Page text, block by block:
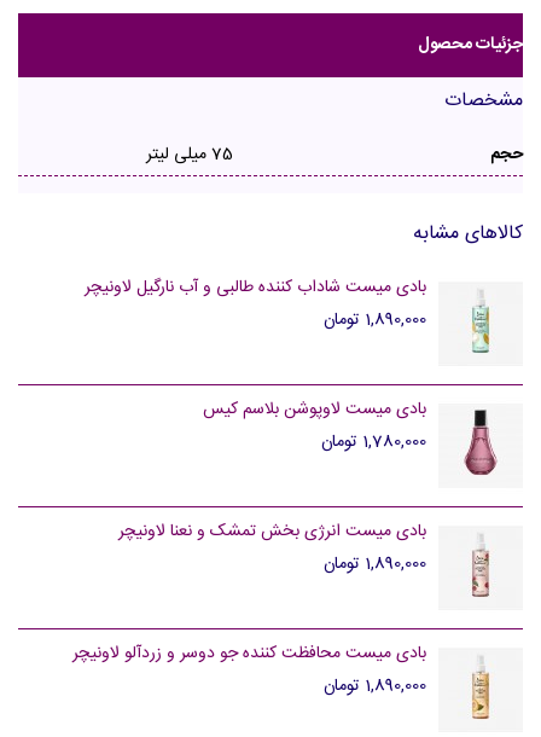
جزئیات محصول
مشخصات
حجم 75 میلی لیتر
کالاهای مشابه
بادی میست شاداب کننده طالبی و آب نارگیل لاونیچر
1,890,000 تومان
بادی میست لاوپوشن بلاسم کیس
1,780,000 تومان
بادی میست انرژی بخش تمشک و نعنا لاونیچر
1,890,000 تومان
بادی میست محافظت کننده جو دوسر و زردآلو لاونیچر
1,890,000 تومان